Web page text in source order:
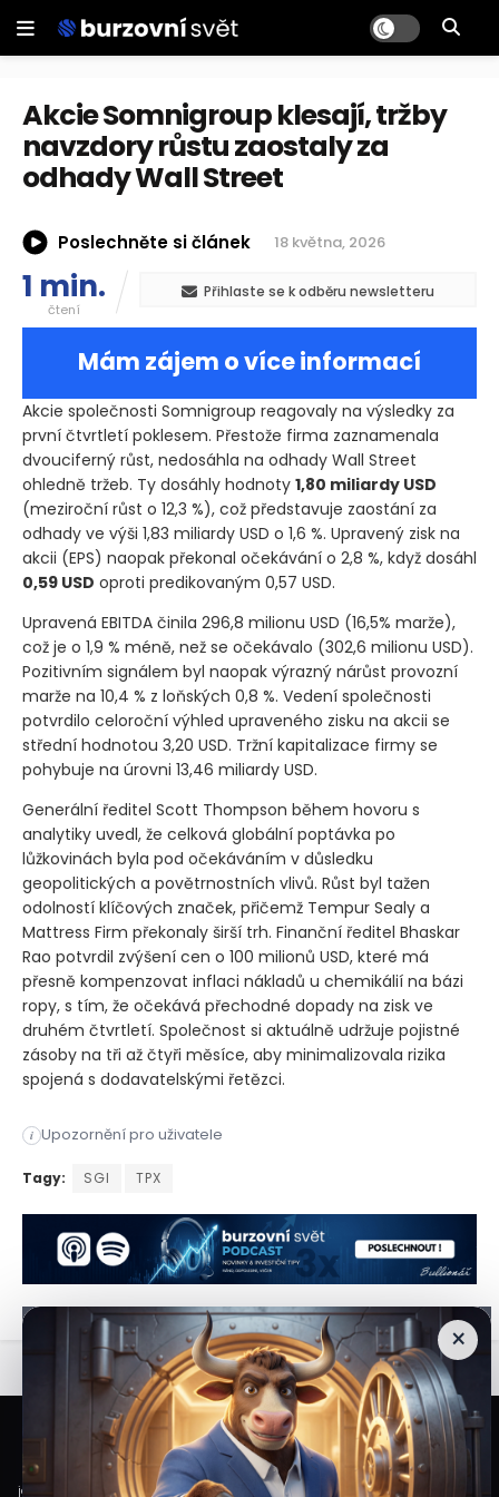
Akcie Somnigroup klesají, tržby
navzdory růstu zaostaly za
odhady Wall Street
Poslechněte si článek 18 května, 2026
1 min.
čtení
Přihlaste se k odběru newsletteru
Mám zájem o více informací
Akcie společnosti Somnigroup reagovaly na výsledky za
první čtvrtletí poklesem. Přestože firma zaznamenala
dvouciferný růst, nedosáhla na odhady Wall Street
ohledně tržeb. Ty dosáhly hodnoty 1,80 miliardy USD
(meziroční růst o 12,3 %), což představuje zaostání za
odhady ve výši 1,83 miliardy USD o 1,6 %. Upravený zisk na
akcii (EPS) naopak překonal očekávání o 2,8 %, když dosáhl
0,59 USD oproti predikovaným 0,57 USD.
Upravená EBITDA činila 296,8 milionu USD (16,5% marže),
což je o 1,9 % méně, než se očekávalo (302,6 milionu USD).
Pozitivním signálem byl naopak výrazný nárůst provozní
marže na 10,4 % z loňských 0,8 %. Vedení společnosti
potvrdilo celoroční výhled upraveného zisku na akcii se
střední hodnotou 3,20 USD. Tržní kapitalizace firmy se
pohybuje na úrovni 13,46 miliardy USD.
Generální ředitel Scott Thompson během hovoru s
analytiky uvedl, že celková globální poptávka po
lůžkovinách byla pod očekáváním v důsledku
geopolitických a povětrnostních vlivů. Růst byl tažen
odolností klíčových značek, přičemž Tempur Sealy a
Mattress Firm překonaly širší trh. Finanční ředitel Bhaskar
Rao potvrdil zvýšení cen o 100 milionů USD, které má
přesně kompenzovat inflaci nákladů u chemikálií na bázi
ropy, s tím, že očekává přechodné dopady na zisk ve
druhém čtvrtletí. Společnost si aktuálně udržuje pojistné
zásoby na tři až čtyři měsíce, aby minimalizovala rizika
spojená s dodavatelskými řetězci.
i Upozornění pro uživatele
Akcie společnosti Somnigroup reagovaly na výsledky za
Tagy: SGI TPX
×
Veškeré informace a materiály zveřejněné na internetových stránkách
Burzovního Světa vycházejí z veřejně dostupných a důvěryhodných zdrojů. Při
jejich zpracování je postupováno s odbornou péčí a cílem poskytovat čtenářům